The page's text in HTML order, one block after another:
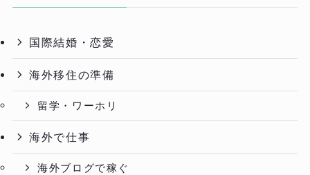
国際結婚・恋愛
海外移住の準備
留学・ワーホリ
海外で仕事
海外ブログで稼ぐ